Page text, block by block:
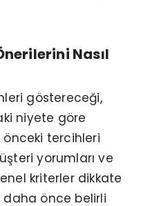
Nasıl
göstereceği,
niyete göre
önceki tercihleri
yorumları ve
kriterler dikkate
daha önce belirli